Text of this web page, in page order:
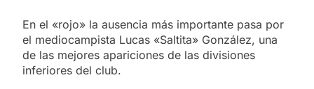
En el «rojo» la ausencia más importante pasa por
el mediocampista Lucas «Saltita» González, una
de las mejores apariciones de las divisiones
inferiores del club.